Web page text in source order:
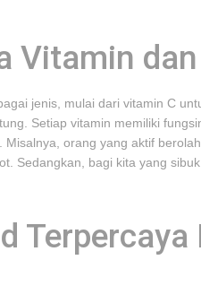
Vitamin
jenis, mulai dari vitamin C
Setiap vitamin memiliki
orang yang aktif
Sedangkan, bagi kita yang
Terpercaya